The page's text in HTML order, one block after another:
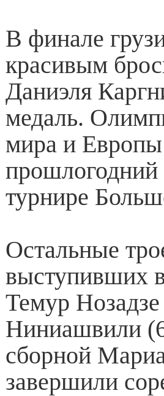
В финале
красивым
Даниэля
медаль.
мира и
прошлогодний
турнире
Остальные
выступивших
Темур
Ниниашвили
сборной
завершили